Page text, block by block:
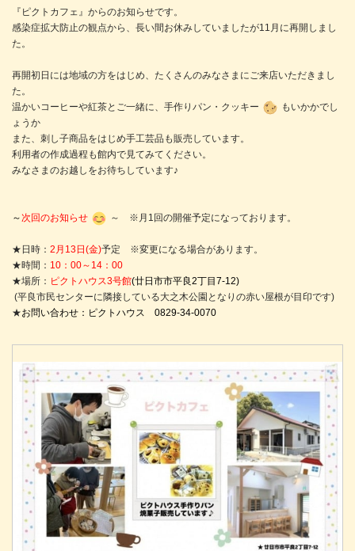
『ピクトカフェ』からのお知らせです。
感染症拡大防止の観点から、長い間お休みしていましたが11月に再開しまし
た。
再開初日には地域の方をはじめ、たくさんのみなさまにご来店いただきまし
た。
温かいコーヒーや紅茶とご一緒に、手作りパン・クッキー
もいかかでし
ょうか
また、刺し子商品をはじめ手工芸品も販売しています。
利用者の作成過程も館内で見てみてください。
みなさまのお越しをお待ちしています♪
～ 次回のお知らせ ～ ※月1回の開催予定になっております。
★日時： 2月13日(金)予定 ※変更になる場合があります。
★時間： 10：00～14：00
★場所： ピクトハウス3号館(廿日市市平良2丁目7-12)
(平良市民センターに隣接している大之木公園となりの赤い屋根が目印です)
★お問い合わせ：ピクトハウス 0829-34-0070